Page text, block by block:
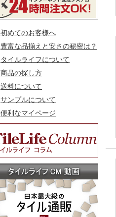
初めてのお客様へ
豊富な品揃えと安さの秘密は？
タイルライフについて
商品の探し方
送料について
サンプルについて
便利なマイページ